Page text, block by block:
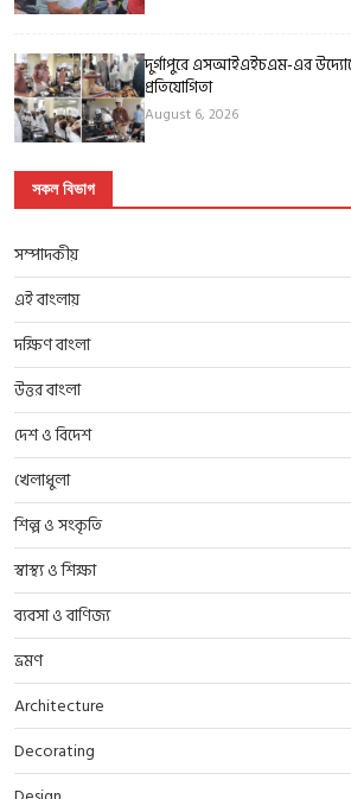
দুর্গাপুরে এসআইএইচএম-এর
প্রতিযোগিতা
August 6, 2026
সকল বিভাগ
সম্পাদকীয়
এই বাংলায়
দক্ষিণ বাংলা
উত্তর বাংলা
দেশ ও বিদেশ
খেলাধুলা
শিল্প ও সংকৃতি
স্বাস্থ্য ও শিক্ষা
ব্যবসা ও বাণিজ্য
ভ্রমণ
Architecture
Decorating